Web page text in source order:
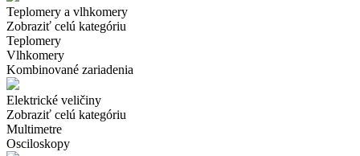
Teplomery a vlhkomery
Zobraziť celú kategóriu
Teplomery
Vlhkomery
Kombinované zariadenia
Elektrické veličiny
Zobraziť celú kategóriu
Multimetre
Osciloskopy